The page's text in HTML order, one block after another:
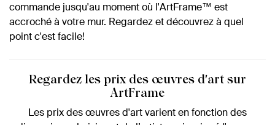
commande jusqu'au moment où l'ArtFrame™ est
accroché à votre mur. Regardez et découvrez à quel
point c'est facile!
Regardez les prix des œuvres d'art sur
ArtFrame
Les prix des œuvres d'art varient en fonction des